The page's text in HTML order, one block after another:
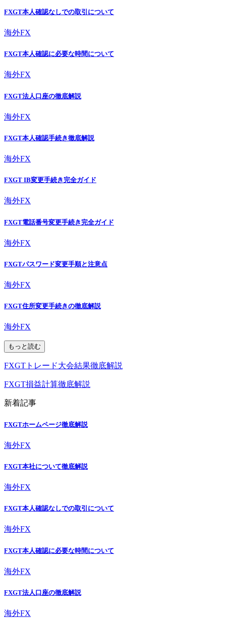
FXGT本人確認なしでの取引について
海外FX
FXGT本人確認に必要な時間について
海外FX
FXGT法人口座の徹底解説
海外FX
FXGT本人確認手続き徹底解説
海外FX
FXGT IB変更手続き完全ガイド
海外FX
FXGT電話番号変更手続き完全ガイド
海外FX
FXGTパスワード変更手順と注意点
海外FX
FXGT住所変更手続きの徹底解説
海外FX
もっと読む
FXGTトレード大会結果徹底解説
FXGT損益計算徹底解説
新着記事
FXGTホームページ徹底解説
海外FX
FXGT本社について徹底解説
海外FX
FXGT本人確認なしでの取引について
海外FX
FXGT本人確認に必要な時間について
海外FX
FXGT法人口座の徹底解説
海外FX